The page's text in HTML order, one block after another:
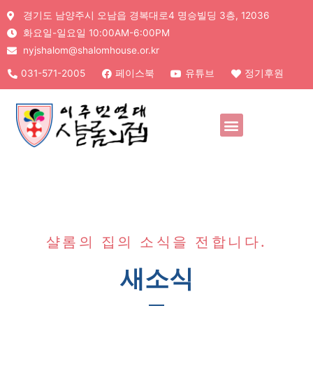
경기도 남양주시 오남읍 경복대로4 명승빌딩 3층, 12036
화요일-일요일 10:00AM-6:00PM
nyjshalom@shalomhouse.or.kr
031-571-2005 페이스북 유튜브 정기후원
샬롬의 집의 소식을 전합니다.
새소식